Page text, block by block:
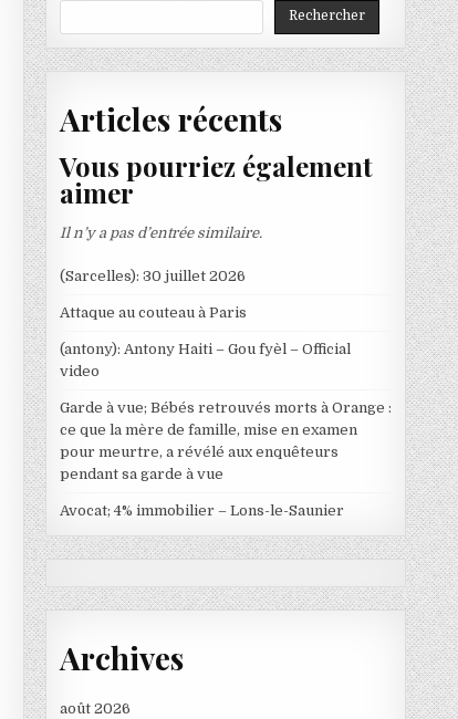
Rechercher
Articles récents
Vous pourriez également
aimer
Il n’y a pas d’entrée similaire.
(Sarcelles): 30 juillet 2026
Attaque au couteau à Paris
(antony): Antony Haiti – Gou fyèl – Official
video
Garde à vue; Bébés retrouvés morts à Orange :
ce que la mère de famille, mise en examen
pour meurtre, a révélé aux enquêteurs
pendant sa garde à vue
Avocat; 4% immobilier – Lons-le-Saunier
Archives
août 2026